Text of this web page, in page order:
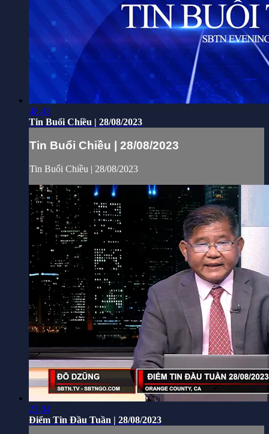
48:43
Tin Buổi Chiều | 28/08/2023
Tin Buổi Chiều | 28/08/2023
Tin Buổi Chiều | 28/08/2023
23:04
Điểm Tin Đầu Tuần | 28/08/2023